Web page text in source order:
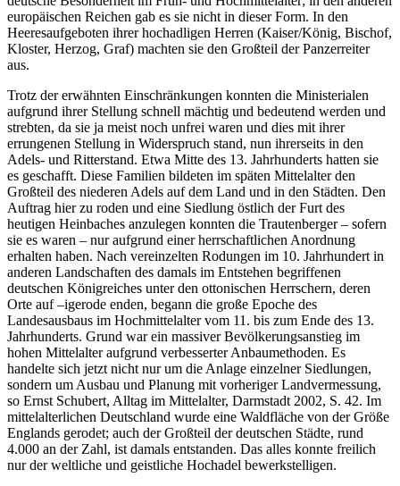
europäischen Reichen gab es sie nicht in dieser Form. In den
Heeresaufgeboten ihrer hochadligen Herren (Kaiser/König, Bischof,
Kloster, Herzog, Graf) machten sie den Großteil der Panzerreiter
aus.
Trotz der erwähnten Einschränkungen konnten die Ministerialen
aufgrund ihrer Stellung schnell mächtig und bedeutend werden und
strebten, da sie ja meist noch unfrei waren und dies mit ihrer
errungenen Stellung in Widerspruch stand, nun ihrerseits in den
Adels- und Ritterstand. Etwa Mitte des 13. Jahrhunderts hatten sie
es geschafft. Diese Familien bildeten im späten Mittelalter den
Großteil des niederen Adels auf dem Land und in den Städten. Den
Auftrag hier zu roden und eine Siedlung östlich der Furt des
heutigen Heinbaches anzulegen konnten die Trautenberger – sofern
sie es waren – nur aufgrund einer herrschaftlichen Anordnung
erhalten haben. Nach vereinzelten Rodungen im 10. Jahrhundert in
anderen Landschaften des damals im Entstehen begriffenen
deutschen Königreiches unter den ottonischen Herrschern, deren
Orte auf –igerode enden, begann die große Epoche des
Landesausbaus im Hochmittelalter vom 11. bis zum Ende des 13.
Jahrhunderts. Grund war ein massiver Bevölkerungsanstieg im
hohen Mittelalter aufgrund verbesserter Anbaumethoden. Es
handelte sich jetzt nicht nur um die Anlage einzelner Siedlungen,
sondern um Ausbau und Planung mit vorheriger Landvermessung,
so Ernst Schubert, Alltag im Mittelalter, Darmstadt 2002, S. 42. Im
mittelalterlichen Deutschland wurde eine Waldfläche von der Größe
Englands gerodet; auch der Großteil der deutschen Städte, rund
4.000 an der Zahl, ist damals entstanden. Das alles konnte freilich
nur der weltliche und geistliche Hochadel bewerkstelligen.